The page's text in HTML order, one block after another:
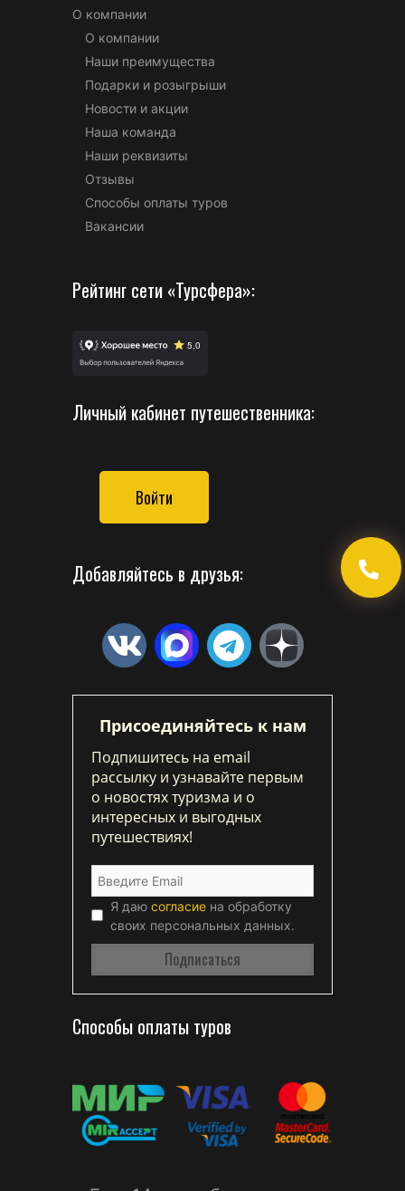
О компании
О компании
Наши преимущества
Подарки и розыгрыши
Новости и акции
Наша команда
Наши реквизиты
Отзывы
Способы оплаты туров
Вакансии
Рейтинг сети «Турсфера»:
Личный кабинет путешественника:
Войти
Добавляйтесь в друзья:
Присоединяйтесь к нам
Подпишитесь на email
рассылку и узнавайте первым
о новостях туризма и о
интересных и выгодных
путешествиях!
Я даю согласие на обработку
своих персональных данных.
Способы оплаты туров